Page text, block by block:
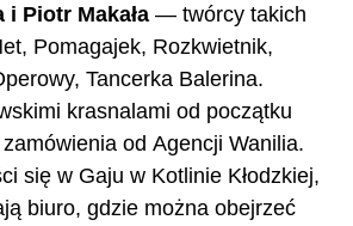
Piotr Makała — twórcy takich
Pomagajek, Rozkwietnik,
Tancerka Balerina.
krasnalami od początku
od Agencji Wanilia.
się w Gaju w Kotlinie Kłodzkiej,
biuro, gdzie można obejrzeć